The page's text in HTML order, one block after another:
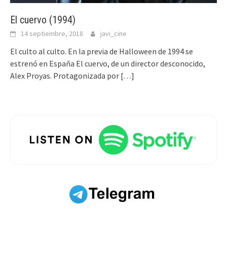
El cuervo (1994)
14 septiembre, 2018 javi_cine
El culto al culto. En la previa de Halloween de 1994 se
estrenó en España El cuervo, de un director desconocido,
Alex Proyas. Protagonizada por […]